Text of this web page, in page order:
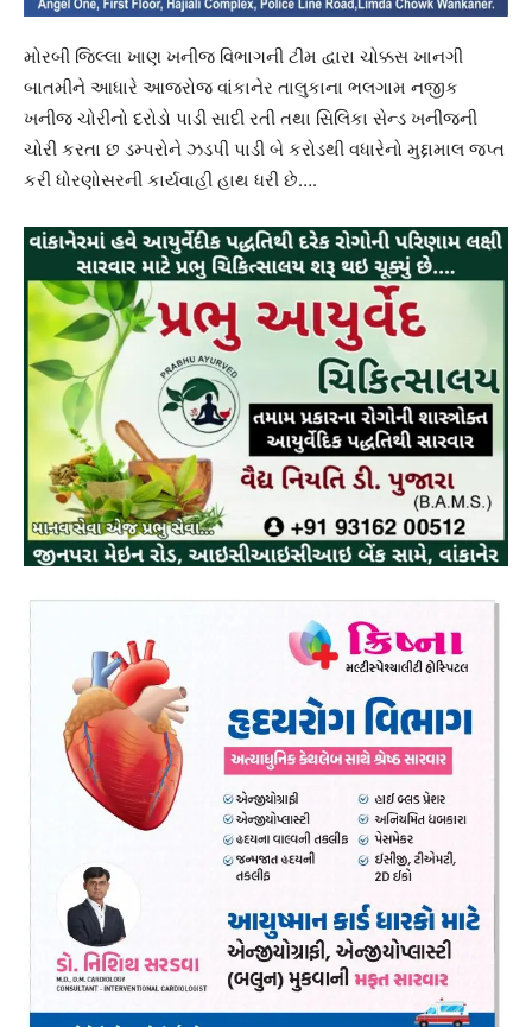
મોરબી જિલ્લા ખાણ ખનીજ વિભાગની ટીમ દ્વારા ચોક્કસ ખાનગી
બાતમીને આધારે આજરોજ વાંકાનેર તાલુકાના ભલગામ નજીક
ખનીજ ચોરીનો દરોડો પાડી સાદી રતી તથા સિલિકા સેન્ડ ખનીજની
ચોરી કરતા છ ડમ્પરોને ઝડપી પાડી બે કરોડથી વધારેનો મુદ્દામાલ જપ્ત
કરી ધોરણોસરની કાર્યવાહી હાથ ધરી છે….